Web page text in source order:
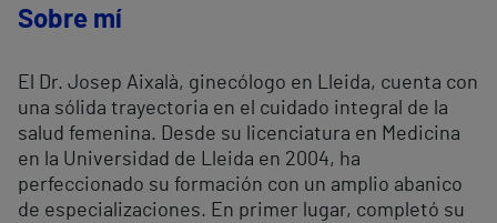
Sobre mí
El Dr. Josep Aixalà, ginecólogo en Lleida, cuenta con
una sólida trayectoria en el cuidado integral de la
salud femenina. Desde su licenciatura en Medicina
en la Universidad de Lleida en 2004, ha
perfeccionado su formación con un amplio abanico
de especializaciones. En primer lugar, completó su